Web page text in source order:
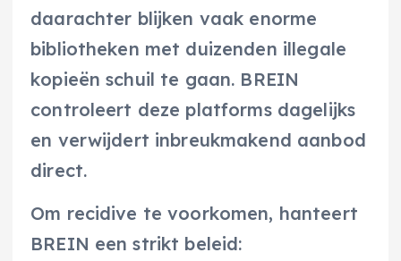
daarachter blijken vaak enorme
bibliotheken met duizenden illegale
kopieën schuil te gaan. BREIN
controleert deze platforms dagelijks
en verwijdert inbreukmakend aanbod
direct.
Om recidive te voorkomen, hanteert
BREIN een strikt beleid: